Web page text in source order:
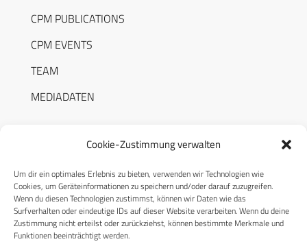
Cookie-Zustimmung verwalten
Um dir ein optimales Erlebnis zu bieten, verwenden wir Technologien wie
Cookies, um Geräteinformationen zu speichern und/oder darauf zuzugreifen.
Wenn du diesen Technologien zustimmst, können wir Daten wie das
Surfverhalten oder eindeutige IDs auf dieser Website verarbeiten. Wenn du deine
Zustimmung nicht erteilst oder zurückziehst, können bestimmte Merkmale und
Funktionen beeinträchtigt werden.
CPM PUBLICATIONS
CPM EVENTS
TEAM
MEDIADATEN
RECHTLICHES
Datenschutzerklärung